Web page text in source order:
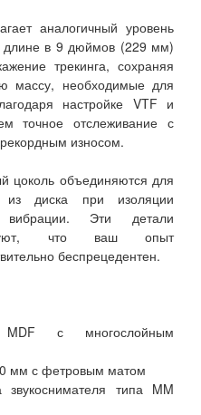
аналогичный уровень
длине в 9 дюймов (229 мм)
трекинга, сохраняя
массу, необходимые для
настройке VTF и
точное отслеживание с
износом.
цоколь объединяются для
из диска при изоляции
вибрации. Эти детали
что ваш опыт
беспрецедентен.
с многослойным
мм с фетровым матом
звукоснимателя типа MM